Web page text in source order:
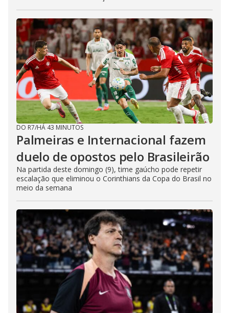
DO R7/HÁ 43 MINUTOS
Palmeiras e Internacional fazem
duelo de opostos pelo Brasileirão
Na partida deste domingo (9), time gaúcho pode repetir
escalação que eliminou o Corinthians da Copa do Brasil no
meio da semana